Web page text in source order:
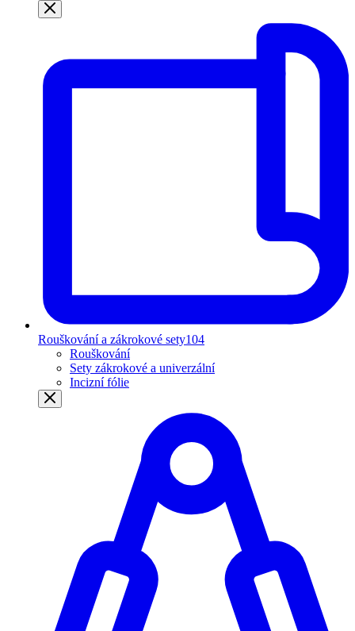
Rouškování a zákrokové sety104
Rouškování
Sety zákrokové a univerzální
Incizní fólie